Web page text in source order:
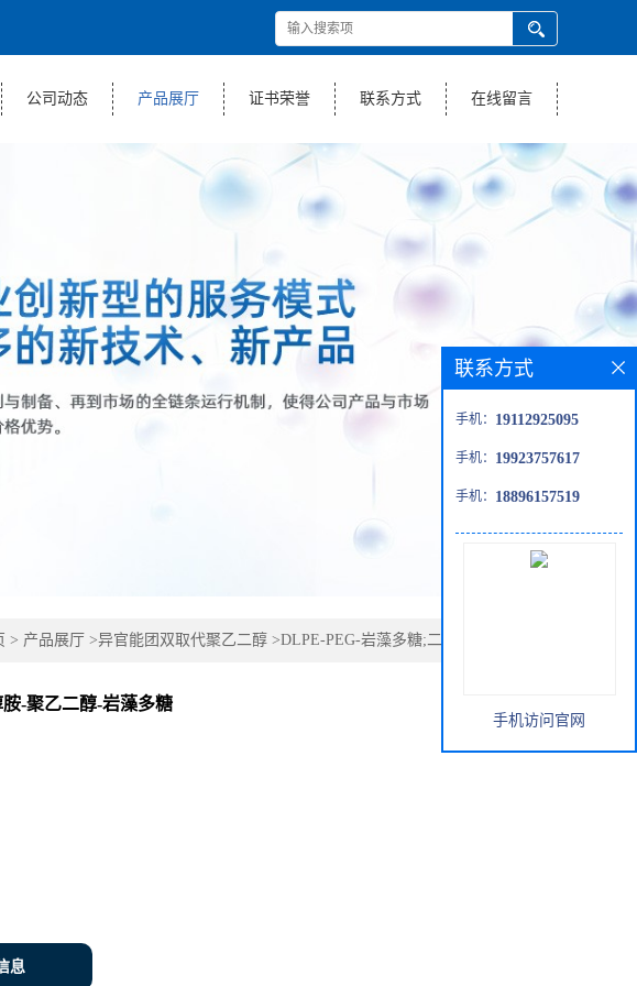
公司动态 产品展厅 证书荣誉 联系方式 在线留言
> 产品展厅 >异官能团双取代聚乙二醇 >DLPE-PEG-岩藻多糖;二月桂酰基磷脂
-聚乙二醇-岩藻多糖
息
联系方式
手机： 19112925095
手机： 19923757617
手机： 18896157519
手机访问官网